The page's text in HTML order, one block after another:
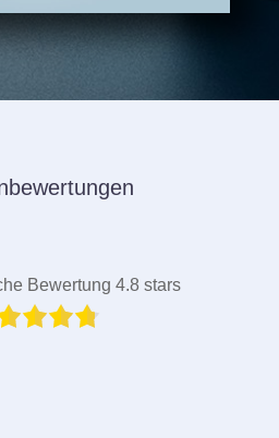
Bewertung 4.8 stars